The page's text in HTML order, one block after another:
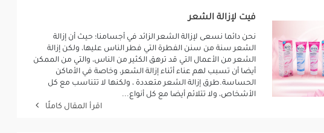
فيت لإزالة الشعر
نحن دائما نسعى لإزالة الشعر الزائد في أجسامنا؛ حيث أن إزالة
الشعر سنة من سنن الفطرة التي فطر الناس عليها، ولكن إزالة
الشعر من الأعمال التي قد ترهق الكثير من الناس، والتي من الممكن
أيضا أن تسبب لهم عناء أثناء إزالة الشعر، وخاصة في الأماكن
الحساسة.طرق إزالة الشعر متعددة ، ولكنها لا تتناسب مع كل
الأشخاص، ولا تتلائم أيضا مع كل أنواع...
اقرأ المقال كاملًا